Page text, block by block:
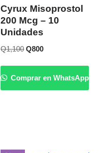
Cyrux Misoprostol
200 Mcg – 10
Unidades
Q1,100 Q800
Comprar en WhatsApp